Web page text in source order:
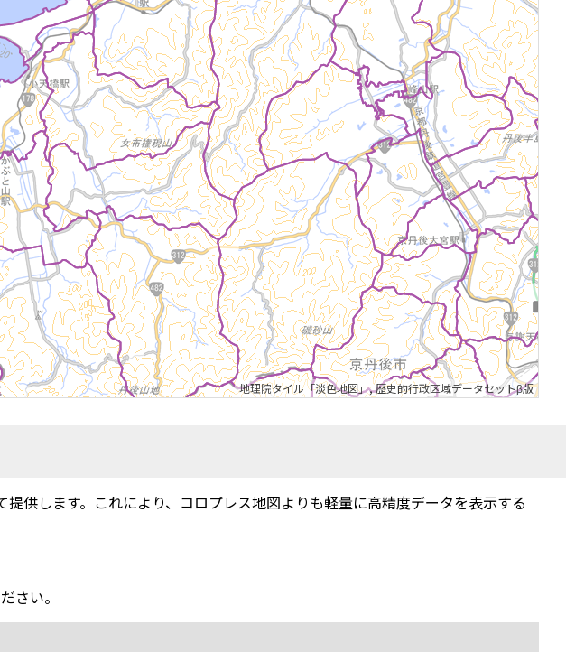
地理院タイル「淡色地図」,歴史的行政区域データセットβ版
提供します。これにより、コロプレス地図よりも軽量に高精度データを表示する
さい。